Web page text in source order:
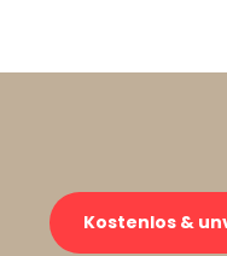
Kostenlos &